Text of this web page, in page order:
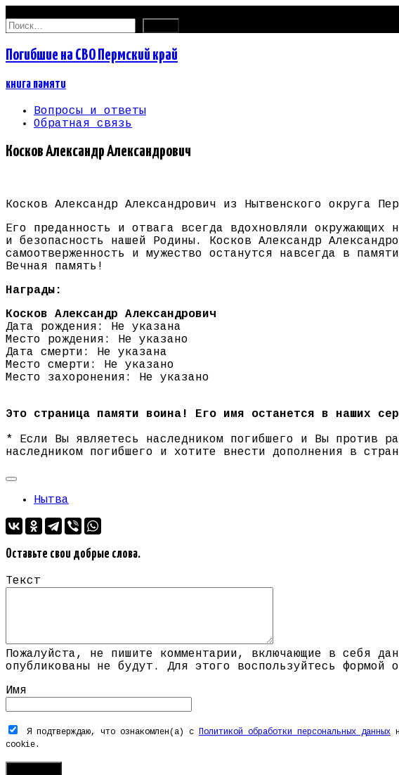
Найти:
Погибшие на СВО Пермский край
книга памяти
Вопросы и ответы
Обратная связь
Косков Александр Александрович
Косков Александр Александрович из Нытвенского округа
Его преданность и отвага всегда вдохновляли
и безопасность нашей Родины. Косков Александр
самоотверженность и мужество останутся навсегда в
Вечная память!
Награды:
Косков Александр Александрович
Дата рождения: Не указана
Место рождения: Не указано
Дата смерти: Не указана
Место смерти: Не указано
Место захоронения: Не указано
Это страница памяти воина! Его имя останется в наших
* Если Вы являетесь наследником погибшего и Вы против
наследником погибшего и хотите внести дополнения в
Нытва
Оставьте свои добрые слова.
Текст
Пожалуйста, не пишите комментарии, включающие в себя
опубликованы не будут. Для этого воспользуйтесь формой
Имя
Я подтверждаю, что ознакомлен(а) с Политикой обработки персональных данных
cookie.